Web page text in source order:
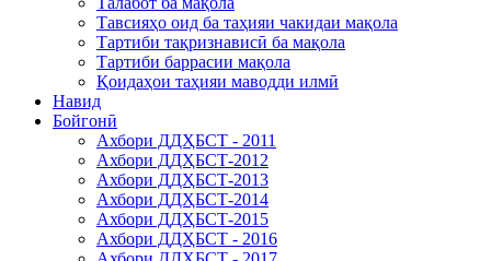
Тавсияҳо оид ба таҳияи чакидаи мақола
Тартиби тақризнависӣ ба мақола
Тартиби баррасии мақола
Қоидаҳои таҳияи маводди илмӣ
Навид
Бойгонӣ
Ахбори ДДҲБСТ - 2011
Ахбори ДДҲБСТ-2012
Ахбори ДДҲБСТ-2013
Ахбори ДДҲБСТ-2014
Ахбори ДДҲБСТ-2015
Ахбори ДДҲБСТ - 2016